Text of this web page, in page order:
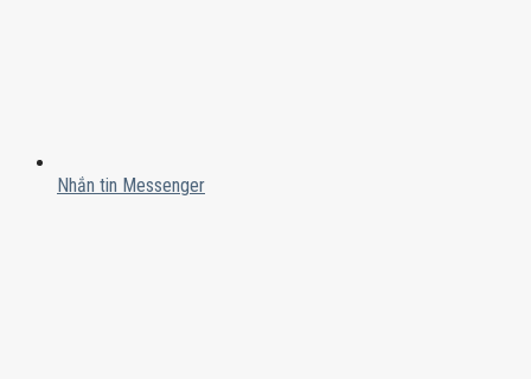
Nhắn tin Messenger